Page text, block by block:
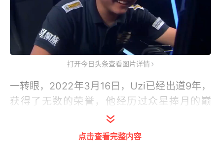
打开今日头条查看图片详情
一转眼，2022年3月16日，Uzi已经出道9年，
获得了无数的荣誉，他经历过众星捧月的巅
峰，也沦落至被口诛笔伐的低谷，他在赛场上
有过高光，也迫于无奈离开舞台。Uzi在RNG
点击查看完整内容